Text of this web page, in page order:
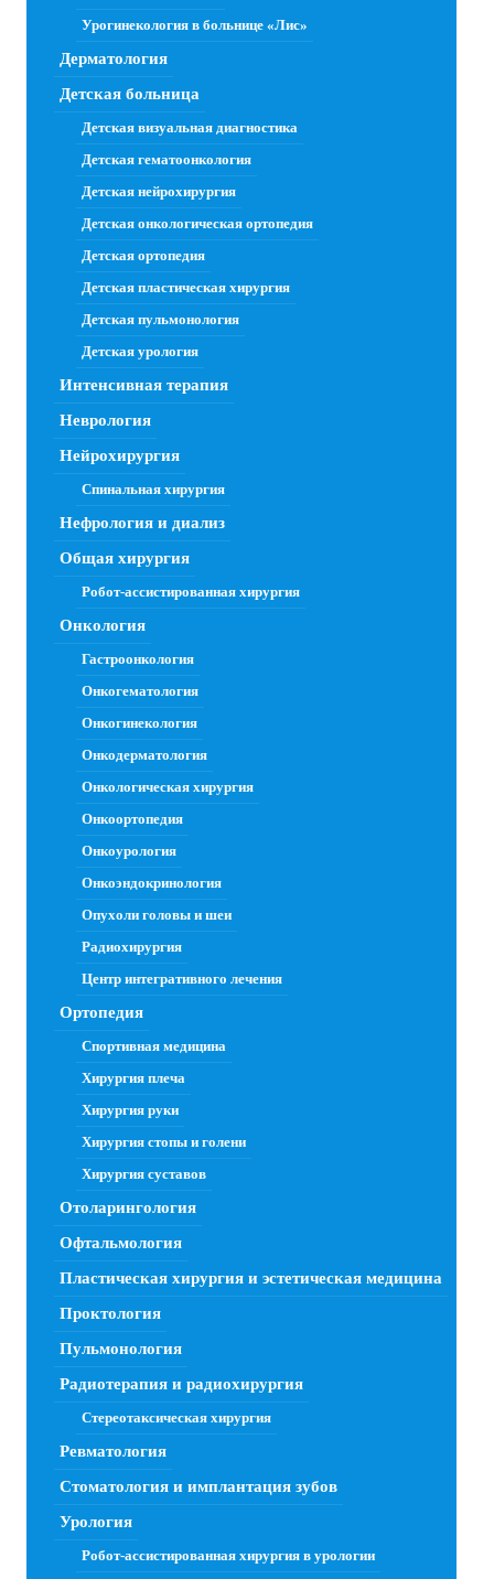
Урогинекология в больнице «Лис»
Дерматология
Детская больница
Детская визуальная диагностика
Детская гематоонкология
Детская нейрохирургия
Детская онкологическая ортопедия
Детская ортопедия
Детская пластическая хирургия
Детская пульмонология
Детская урология
Интенсивная терапия
Неврология
Нейрохирургия
Спинальная хирургия
Нефрология и диализ
Общая хирургия
Робот-ассистированная хирургия
Онкология
Гастроонкология
Онкогематология
Онкогинекология
Онкодерматология
Онкологическая хирургия
Онкоортопедия
Онкоурология
Онкоэндокринология
Опухоли головы и шеи
Радиохирургия
Центр интегративного лечения
Ортопедия
Спортивная медицина
Хирургия плеча
Хирургия руки
Хирургия стопы и голени
Хирургия суставов
Отоларингология
Офтальмология
Пластическая хирургия и эстетическая медицина
Проктология
Пульмонология
Радиотерапия и радиохирургия
Стереотаксическая хирургия
Ревматология
Стоматология и имплантация зубов
Урология
Робот-ассистированная хирургия в урологии